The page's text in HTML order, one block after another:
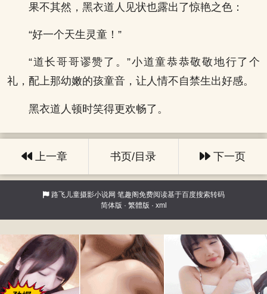
果不其然，黑衣道人见状也露出了惊艳之色：
“好一个天生灵童！”
“道长哥哥谬赞了。”小道童恭恭敬敬地行了个
礼，配上那幼嫩的孩童音，让人情不自禁生出好感。
黑衣道人顿时笑得更欢畅了。
上一章 书页/目录 下一页
路飞儿童摄影小说网 笔趣阁免费阅读基于百度搜索转码
简体版 · 繁體版 · xml